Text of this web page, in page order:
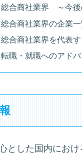
総合商社業界 ～今後
総合商社業界の企業
総合商社業界を代表
転職・就職へのアドバ
とした国内にお